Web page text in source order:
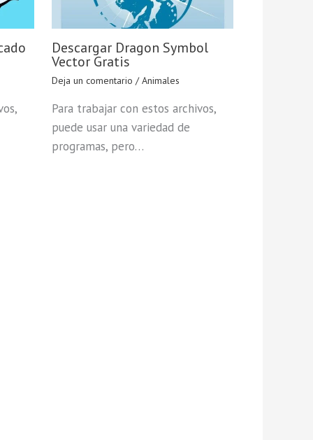
Descargar Dragon Symbol
Vector Gratis
Deja un comentario /Animales
Para trabajar con estos archivos,
puede usar una variedad de
programas, pero…